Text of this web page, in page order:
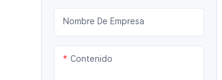
Nombre De Empresa
Contenido